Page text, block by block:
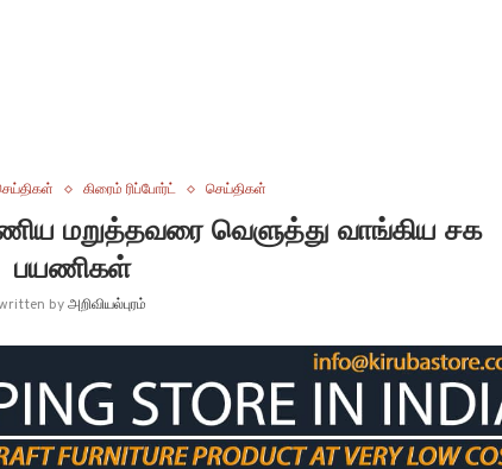
கிரைம் ரிப்போர்ட் செய்திகள்
மறுத்தவரை வெளுத்து வாங்கிய சக
பயணிகள்
byஅறிவியல்புரம்